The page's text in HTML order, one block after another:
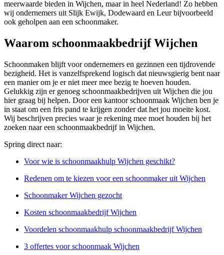
meerwaarde bieden in Wijchen, maar in heel Nederland! Zo hebben
wij ondernemers uit Slijk Ewijk, Dodewaard en Leur bijvoorbeeld
ook geholpen aan een schoonmaker.
Waarom schoonmaakbedrijf Wijchen
Schoonmaken blijft voor ondernemers en gezinnen een tijdrovende
bezigheid. Het is vanzelfsprekend logisch dat nieuwsgierig bent naar
een manier om je er niet meer mee bezig te hoeven houden.
Gelukkig zijn er genoeg schoonmaakbedrijven uit Wijchen die jou
hier graag bij helpen. Door een kantoor schoonmaak Wijchen ben je
in staat om een fris pand te krijgen zonder dat het jou moeite kost.
Wij beschrijven precies waar je rekening mee moet houden bij het
zoeken naar een schoonmaakbedrijf in Wijchen.
Spring direct naar:
Voor wie is schoonmaakhulp Wijchen geschikt?
Redenen om te kiezen voor een schoonmaker uit Wijchen
Schoonmaker Wijchen gezocht
Kosten schoonmaakbedrijf Wijchen
Voordelen schoonmaakhulp schoonmaakbedrijf Wijchen
3 offertes voor schoonmaak Wijchen